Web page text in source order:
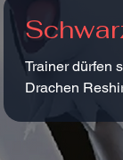
Trainer dürfen
Drachen